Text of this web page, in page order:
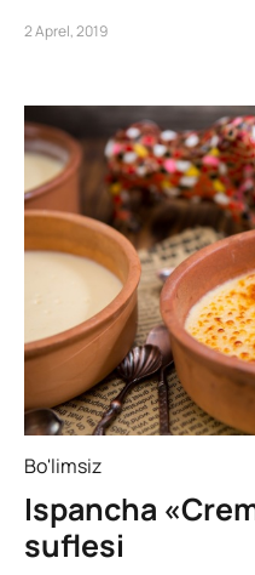
2 Aprel, 2019
Bo'limsiz
Ispancha
suflesi